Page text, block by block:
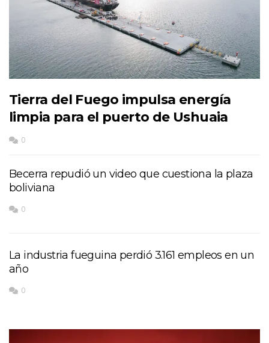
Tierra del Fuego impulsa energía
limpia para el puerto de Ushuaia
0
Becerra repudió un video que cuestiona la plaza
boliviana
0
La industria fueguina perdió 3.161 empleos en un
año
0